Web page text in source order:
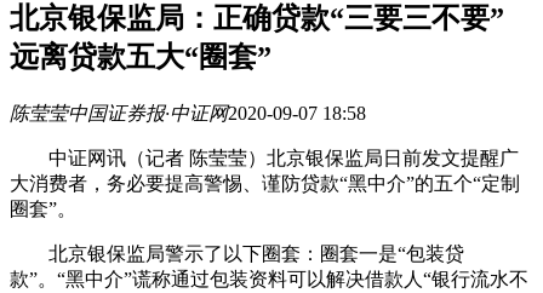
北京银保监局：正确贷款“三要三不要”
远离贷款五大“圈套”
陈莹莹中国证券报·中证网2020-09-07 18:58
中证网讯（记者 陈莹莹）北京银保监局日前发文提醒广
大消费者，务必要提高警惕、谨防贷款“黑中介”的五个“定制
圈套”。
北京银保监局警示了以下圈套：圈套一是“包装贷
款”。“黑中介”谎称通过包装资料可以解决借款人“银行流水不